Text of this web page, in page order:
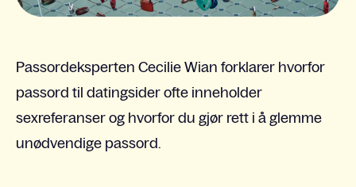
Passordeksperten Cecilie Wian forklarer hvorfor
passord til datingsider ofte inneholder
sexreferanser og hvorfor du gjør rett i å glemme
unødvendige passord.